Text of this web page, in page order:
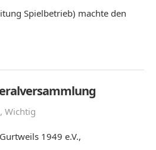
Spielbetrieb) machte den
, Wichtig
1949 e.V.,